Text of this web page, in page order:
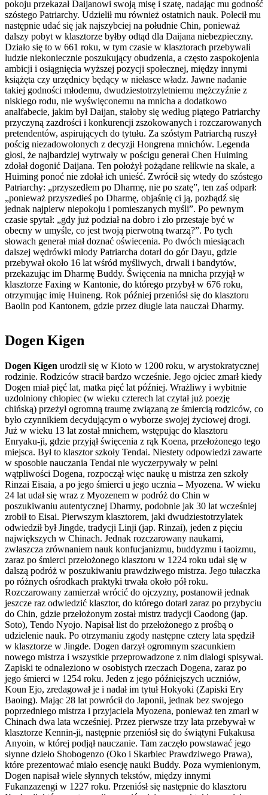
pokoju przekazał Daijanowi swoją misę i szatę, nadając mu godność
szóstego Patriarchy. Udzielił mu również ostatnich nauk. Polecił mu
następnie udać się jak najszybciej na południe Chin, ponieważ
dalszy pobyt w klasztorze byłby odtąd dla Daijana niebezpieczny.
Działo się to w 661 roku, w tym czasie w klasztorach przebywali
ludzie niekoniecznie poszukujący obudzenia, a często zaspokojenia
ambicji i osiągnięcia wyższej pozycji społecznej, między innymi
książęta czy urzędnicy będący w niełasce władz. Jawne nadanie
takiej godności młodemu, dwudziestotrzyletniemu mężczyźnie z
niskiego rodu, nie wyświęconemu na mnicha a dodatkowo
analfabecie, jakim był Daijan, stałoby się według piątego Patriarchy
przyczyną zazdrości i konkurencji zszokowanych i rozczarowanych
pretendentów, aspirujących do tytułu. Za szóstym Patriarchą ruszył
pościg niezadowolonych z decyzji Hongrena mnichów. Legenda
głosi, że najbardziej wytrwały w pościgu generał Chen Huiming
zdołał dogonić Daijana. Ten położył pożądane relikwie na skale, a
Huiming ponoć nie zdołał ich unieść. Zwrócił się wtedy do szóstego
Patriarchy: „przyszedłem po Dharmę, nie po szatę”, ten zaś odparł:
„ponieważ przyszedłeś po Dharmę, objaśnię ci ją, pozbądź się
jednak najpierw niepokoju i pomieszanych myśli”. Po pewnym
czasie spytał: „gdy już podział na dobro i zło przestaje być w
obecny w umyśle, co jest twoją pierwotną twarzą?”. Po tych
słowach generał miał doznać oświecenia. Po dwóch miesiącach
dalszej wędrówki młody Patriarcha dotarł do gór Dayu, gdzie
przebywał około 16 lat wśród myśliwych, drwali i bandytów,
przekazując im Dharmę Buddy. Święcenia na mnicha przyjął w
klasztorze Faxing w Kantonie, do którego przybył w 676 roku,
otrzymując imię Huineng. Rok później przeniósł się do klasztoru
Baolin pod Kantonem, gdzie przez długie lata nauczał Dharmy.
Dogen Kigen
Dogen Kigen urodził się w Kioto w 1200 roku, w arystokratycznej
rodzinie. Rodziców stracił bardzo wcześnie. Jego ojciec zmarł kiedy
Dogen miał pięć lat, matka pięć lat później. Wrażliwy i wybitnie
uzdolniony chłopiec (w wieku czterech lat czytał już poezję
chińską) przeżył ogromną traumę związaną ze śmiercią rodziców, co
było czynnikiem decydującym o wyborze swojej życiowej drogi.
Już w wieku 13 lat został mnichem, wstępując do klasztoru
Enryaku-ji, gdzie przyjął święcenia z rąk Koena, przełożonego tego
miejsca. Był to klasztor szkoły Tendai. Niestety odpowiedzi zawarte
w sposobie nauczania Tendai nie wyczerpywały w pełni
wątpliwości Dogena, rozpoczął więc naukę u mistrza zen szkoły
Rinzai Eisaia, a po jego śmierci u jego ucznia – Myozena. W wieku
24 lat udał się wraz z Myozenem w podróż do Chin w
poszukiwaniu autentycznej Dharmy, podobnie jak 30 lat wcześniej
zrobił to Eisai. Pierwszym klasztorem, jaki dwudziestotrzylatek
odwiedził był Jingde, tradycji Linji (jap. Rinzai), jeden z pięciu
największych w Chinach. Jednak rozczarowany naukami,
zwłaszcza zrównaniem nauk konfucjanizmu, buddyzmu i taoizmu,
zaraz po śmierci przełożonego klasztoru w 1224 roku udał się w
dalszą podróż w poszukiwaniu prawdziwego mistrza. Jego tułaczka
po różnych ośrodkach praktyki trwała około pół roku.
Rozczarowany zamierzał wrócić do ojczyzny, postanowił jednak
jeszcze raz odwiedzić klasztor, do którego dotarł zaraz po przybyciu
do Chin, gdzie przełożonym został mistrz tradycji Caodong (jap.
Soto), Tendo Nyojo. Napisał list do przełożonego z prośbą o
udzielenie nauk. Po otrzymaniu zgody następne cztery lata spędził
w klasztorze w Jingde. Dogen darzył ogromnym szacunkiem
nowego mistrza i wszystkie przeprowadzone z nim dialogi spisywał.
Zapiski te odnaleziono w osobistych rzeczach Dogena, zaraz po
jego śmierci w 1254 roku. Jeden z jego późniejszych uczniów,
Koun Ejo, zredagował je i nadał im tytuł Hokyoki (Zapiski Ery
Baoing). Mając 28 lat powrócił do Japonii, jednak bez swojego
poprzedniego mistrza i przyjaciela Myozena, ponieważ ten zmarł w
Chinach dwa lata wcześniej. Przez pierwsze trzy lata przebywał w
klasztorze Kennin-ji, następnie przeniósł się do świątyni Fukakusa
Anyoin, w której podjął nauczanie. Tam zaczęło powstawać jego
słynne dzieło Shobogenzo (Oko i Skarbiec Prawdziwego Prawa),
które prezentować miało esencję nauki Buddy. Poza wymienionym,
Dogen napisał wiele słynnych tekstów, między innymi
Fukanzazengi w 1227 roku. Przeniósł się następnie do klasztoru